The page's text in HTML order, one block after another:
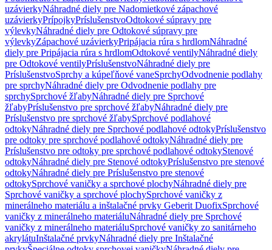
uzávierkyNáhradné diely pre Nadomietkové zápachové
uzávierkyPrípojkyPríslušenstvoOdtokové súpravy pre
výlevkyNáhradné diely pre Odtokové súpravy pre
výlevkyZápachové uzávierkyPripájacia rúra s hrdlomNáhradné
diely pre Pripájacia rúra s hrdlomOdtokové ventilyNáhradné diely
pre Odtokové ventilyPríslušenstvoNáhradné diely pre
PríslušenstvoSprchy a kúpeľňové vaneSprchyOdvodnenie podlahy
pre sprchyNáhradné diely pre Odvodnenie podlahy pre
sprchySprchové žľabyNáhradné diely pre Sprchové
žľabyPríslušenstvo pre sprchové žľabyNáhradné diely pre
Príslušenstvo pre sprchové žľabySprchové podlahové
odtokyNáhradné diely pre Sprchové podlahové odtokyPríslušenstvo
pre odtoky pre sprchové podlahové odtokyNáhradné diely pre
Príslušenstvo pre odtoky pre sprchové podlahové odtokyStenové
odtokyNáhradné diely pre Stenové odtokyPríslušenstvo pre stenové
odtokyNáhradné diely pre Príslušenstvo pre stenové
odtokySprchové vaničky a sprchové plochyNáhradné diely pre
Sprchové vaničky a sprchové plochySprchové vaničky z
minerálneho materiálu a inštalačné prvky Geberit DuofixSprchové
vaničky z minerálneho materiáluNáhradné diely pre Sprchové
vaničky z minerálneho materiáluSprchové vaničky zo sanitárneho
akrylátuInštalačné prvkyNáhradné diely pre Inštalačné